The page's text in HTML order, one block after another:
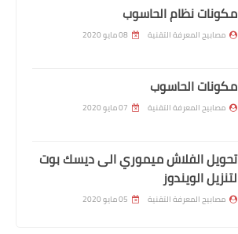
مكونات نظام الحاسوب
مصابيح المعرفة التقنية 08 مايو 2020
مكونات الحاسوب
مصابيح المعرفة التقنية 07 مايو 2020
تحويل الفلاش ميموري الى ديسك بوت
لتنزيل الويندوز
مصابيح المعرفة التقنية 05 مايو 2020